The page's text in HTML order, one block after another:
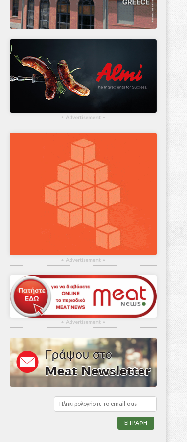
▴ Advertisement ▴
▴ Advertisement ▴
▴ Advertisement ▴